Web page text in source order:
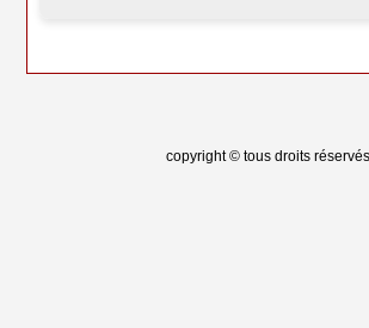
copyright © tous droits réservés